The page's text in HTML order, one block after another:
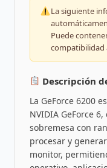
La siguiente
Puede
compatibilidad
Descripción
La GeForce 6200
NVIDIA GeForce
sobremesa con
procesar y
monitor,